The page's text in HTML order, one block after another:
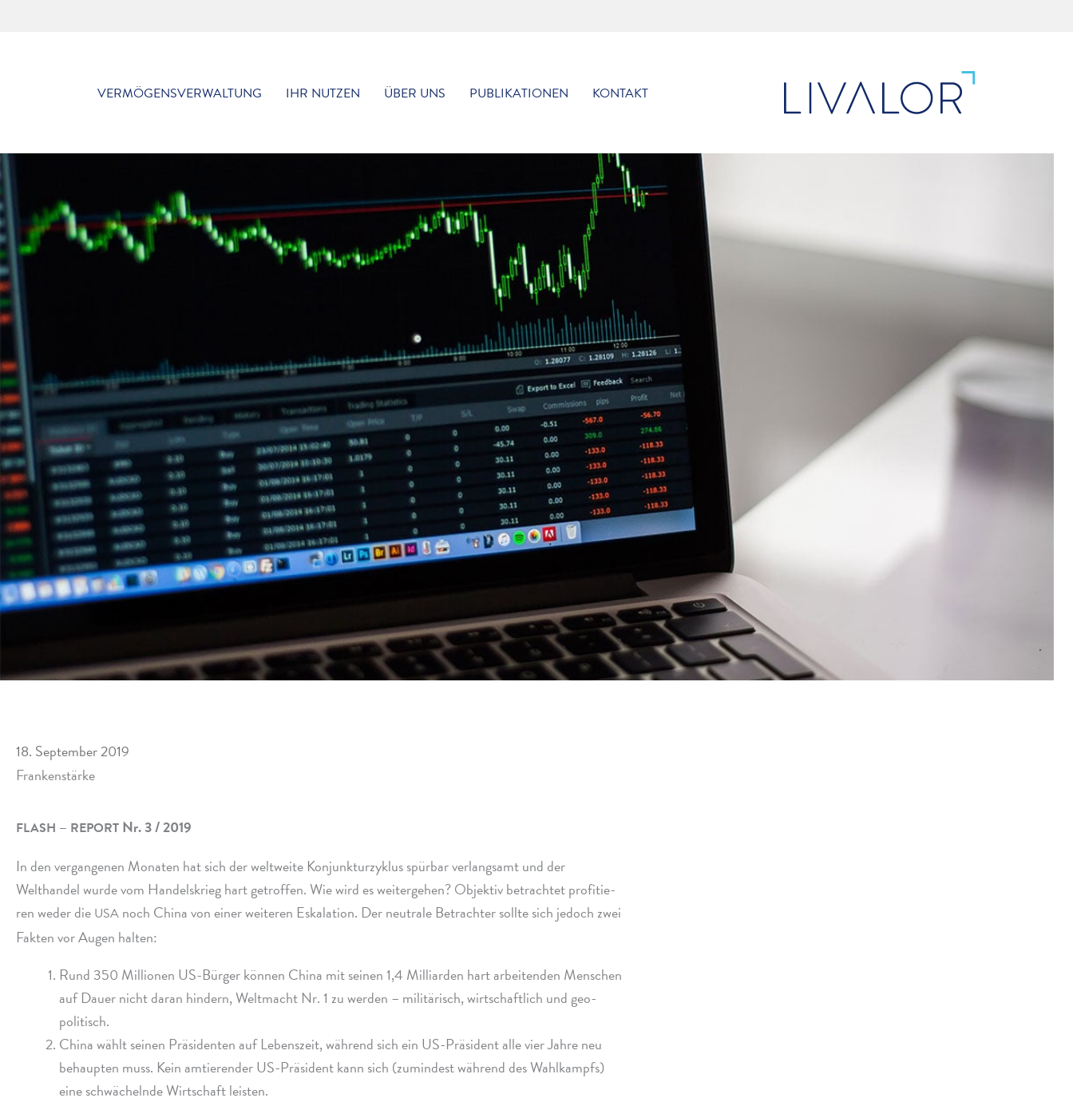
VERMÖGENSVERWALTUNG IHR NUTZEN ÜBER UNS PUBLIKATIONEN KONTAKT
18. September 2019
Frankenstärke
FLASH – REPORT Nr. 3 / 2019
In den vergan­ge­nen Monaten hat sich der welt­weite Konjunkturzyklus spür­bar verlang­samt und der
Welthandel wurde vom Handelskrieg hart getrof­fen. Wie wird es weiter­ge­hen? Objektiv betrach­tet profi­tie­
ren weder die USA noch China von einer weite­ren Eskalation. Der neutrale Betrachter sollte sich jedoch zwei
Fakten vor Augen halten:
Rund 350 Millionen US-Bürger können China mit seinen 1,4 Milliarden hart arbei­ten­den Menschen
auf Dauer nicht daran hindern, Weltmacht Nr. 1 zu werden – mili­tä­risch, wirt­schaft­lich und geo-
politisch.
China wählt seinen Präsidenten auf Lebenszeit, während sich ein US-Präsident alle vier Jahre neu
behaup­ten muss. Kein amtie­ren­der US-Präsident kann sich (zumin­dest während des Wahlkampfs)
eine schwä­chelnde Wirtschaft leisten.